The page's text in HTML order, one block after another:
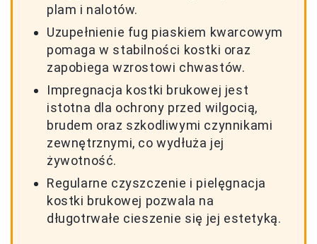
plam i nalotów.
Uzupełnienie fug piaskiem kwarcowym
pomaga w stabilności kostki oraz
zapobiega wzrostowi chwastów.
Impregnacja kostki brukowej jest
istotna dla ochrony przed wilgocią,
brudem oraz szkodliwymi czynnikami
zewnętrznymi, co wydłuża jej
żywotność.
Regularne czyszczenie i pielęgnacja
kostki brukowej pozwala na
długotrwałe cieszenie się jej estetyką.